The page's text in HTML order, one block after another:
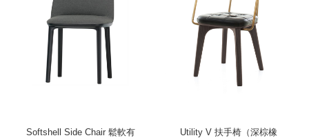
Softshell Side Chair 鬆軟有
Utility V 扶手椅（深棕橡